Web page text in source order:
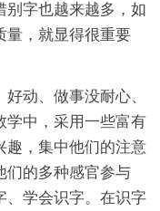
别字也越来越多，如
量，就显得很重要
动、做事没耐心、
学中，采用一些富有
趣，集中他们的注意
们的多种感官参与
、学会识字。在识字